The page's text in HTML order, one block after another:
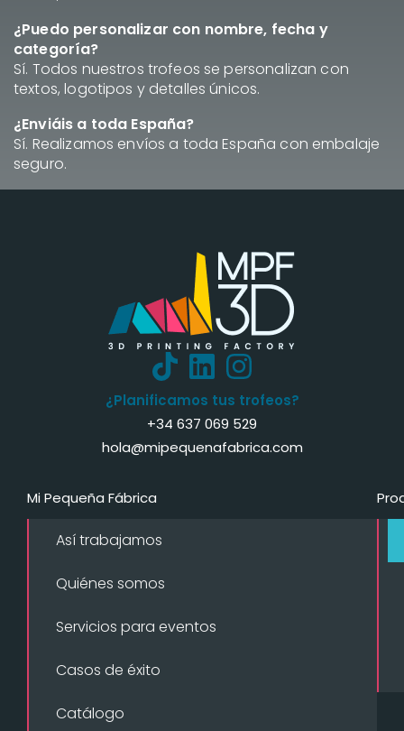
¿Puedo personalizar con nombre, fecha y
categoría?
Sí. Todos nuestros trofeos se personalizan con
textos, logotipos y detalles únicos.
¿Enviáis a toda España?
Sí. Realizamos envíos a toda España con embalaje
seguro.
¿Planificamos tus trofeos?
+34 637 069 529
hola@mipequenafabrica.com
Mi Pequeña Fábrica
Así trabajamos
Quiénes somos
Servicios para eventos
Casos de éxito
Catálogo